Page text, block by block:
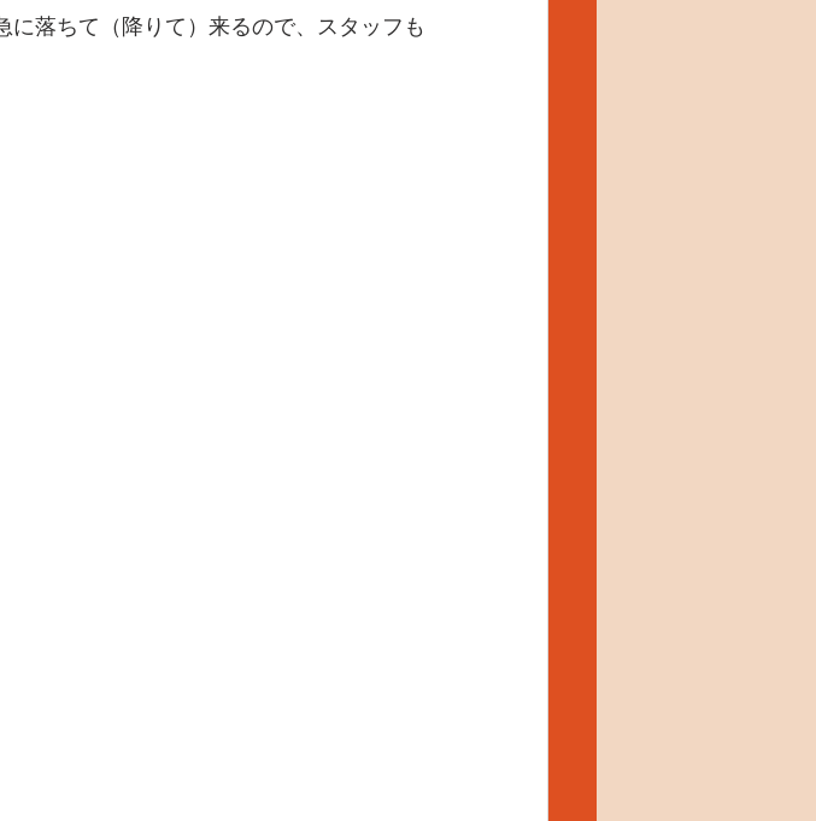
落ちて（降りて）来るので、スタッフも